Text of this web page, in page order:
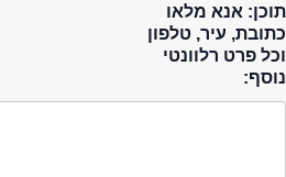
תוכן: אנא מלאו
כתובת, עיר, טלפון
וכל פרט רלוונטי
נוסף: